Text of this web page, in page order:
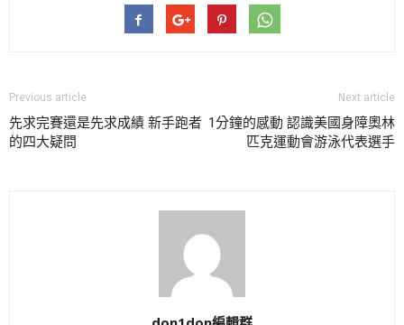
Previous article
先求完賽還是先求成績 新手跑者
的四大疑問
Next article
1分鐘的感動 認識美國身障奧林
匹克運動會游泳代表選手